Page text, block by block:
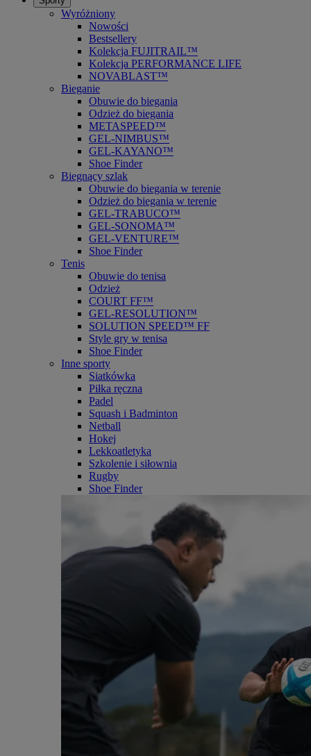
Wyróżniony
Nowości
Bestsellery
Kolekcja FUJITRAIL™
Kolekcja PERFORMANCE LIFE
NOVABLAST™
Bieganie
Obuwie do biegania
Odzież do biegania
METASPEED™
GEL-NIMBUS™
GEL-KAYANO™
Shoe Finder
Biegnący szlak
Obuwie do biegania w terenie
Odzież do biegania w terenie
GEL-TRABUCO™
GEL-SONOMA™
GEL-VENTURE™
Shoe Finder
Tenis
Obuwie do tenisa
Odzież
COURT FF™
GEL-RESOLUTION™
SOLUTION SPEED™ FF
Style gry w tenisa
Shoe Finder
Inne sporty
Siatkówka
Piłka ręczna
Padel
Squash i Badminton
Netball
Hokej
Lekkoatletyka
Szkolenie i siłownia
Rugby
Shoe Finder